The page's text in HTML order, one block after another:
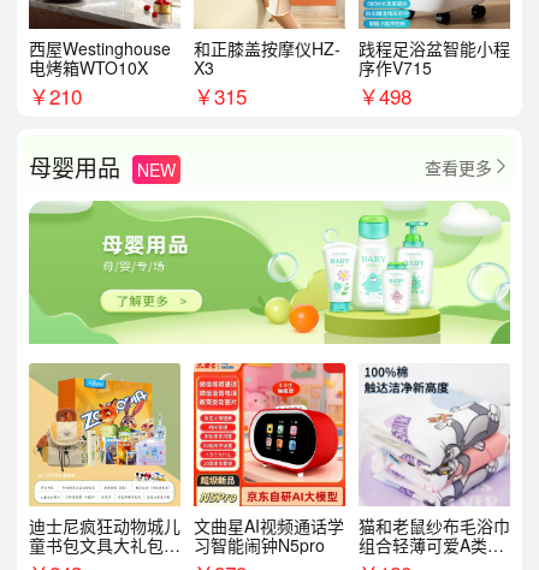
西屋Westinghouse
电烤箱WTO10X
￥210
和正膝盖按摩仪HZ-
X3
￥315
践程足浴盆智能小程
序作V715
￥498
母婴用品 NEW 查看更多 
迪士尼疯狂动物城儿
童书包文具大礼包套
装9件套8881
文曲星AI视频通话学
习智能闹钟N5pro
猫和老鼠纱布毛浴巾
组合轻薄可爱A类敏
感肌适用